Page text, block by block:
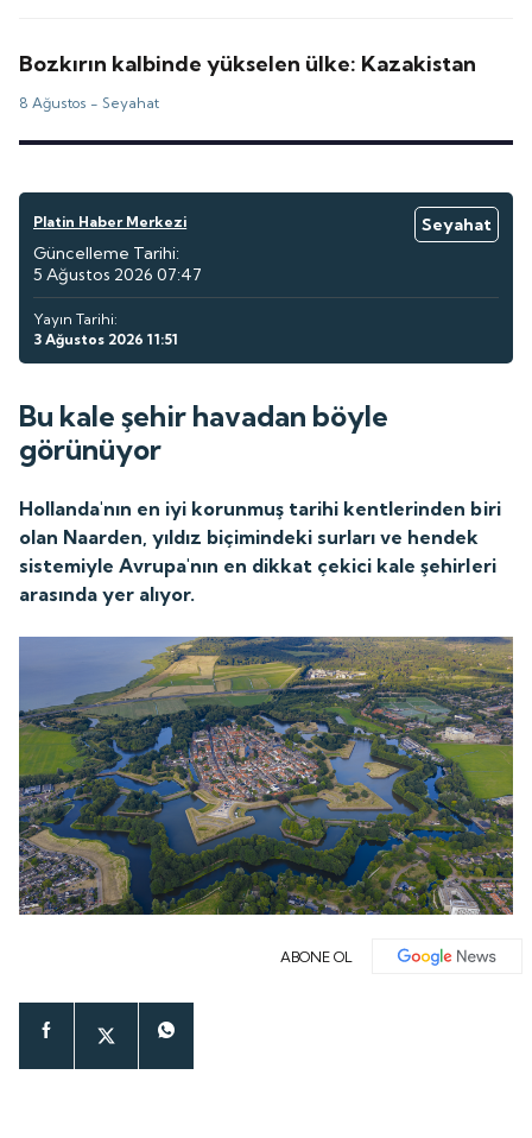
Bozkırın kalbinde yükselen ülke: Kazakistan
8 Ağustos -Seyahat
Platin Haber Merkezi
Seyahat
Güncelleme Tarihi:
5 Ağustos 2026 07:47
Yayın Tarihi:
3 Ağustos 2026 11:51
Bu kale şehir havadan böyle
görünüyor
Hollanda'nın en iyi korunmuş tarihi kentlerinden biri
olan Naarden, yıldız biçimindeki surları ve hendek
sistemiyle Avrupa'nın en dikkat çekici kale şehirleri
arasında yer alıyor.
ABONE OL